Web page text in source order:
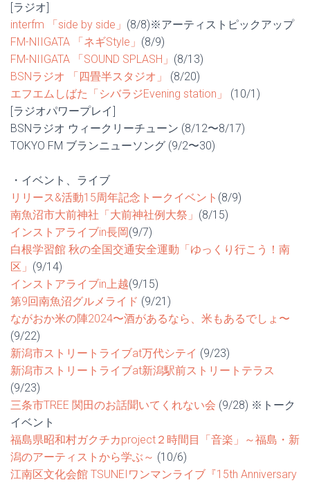
[ラジオ]
interfm 「side by side」 (8/8)※アーティストピックアップ
FM-NIIGATA 「ネギStyle」 (8/9)
FM-NIIGATA 「SOUND SPLASH」 (8/13)
BSNラジオ 「四畳半スタジオ」
(8/20)
エフエムしばた「シバラジEvening station」
(10/1)
[ラジオパワープレイ]
BSNラジオ ウィークリーチューン (8/12〜8/17)
TOKYO FM ブランニューソング (9/2〜30)
・イベント、ライブ
リリース&活動15周年記念トークイベント (8/9)
南魚沼市大前神社「大前神社例大祭」 (8/15)
インストアライブin長岡(9/7)
白根学習館 秋の全国交通安全運動「ゆっくり行こう！南
区」 (9/14)
インストアライブin上越(9/15)
第9回南魚沼グルメライド (9/21)
ながおか米の陣2024〜酒があるなら、米もあるでしょ〜
(9/22)
新潟市ストリートライブat万代シテイ (9/23)
新潟市ストリートライブat新潟駅前ストリートテラス
(9/23)
三条市TREE 関田のお話聞いてくれない会 (9/28) ※トーク
イベント
福島県昭和村ガクチカproject２時間目「音楽」～福島・新
潟のアーティストから学ぶ～ (10/6)
江南区文化会館 TSUNEIワンマンライブ『15th Anniversary